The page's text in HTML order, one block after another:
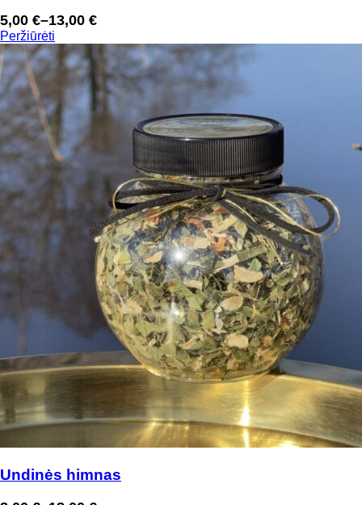
5,00 €–13,00 €
Price
range:
5,00 €
through
13,00 €
Peržiūrėti
Undinės himnas